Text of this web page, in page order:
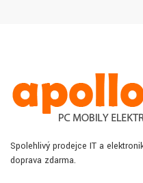
Spolehlivý prodejce IT a
doprava zdarma.